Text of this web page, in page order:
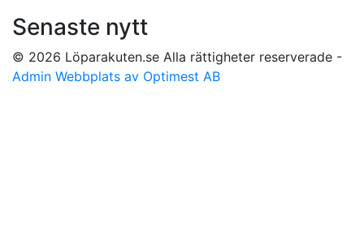
Senaste nytt
© 2026 Löparakuten.se Alla rättigheter reserverade -
Admin Webbplats av Optimest AB